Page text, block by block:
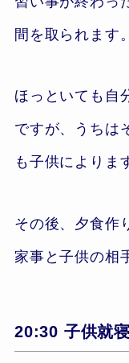
間を取られます。
ほっといても自
ですが、うちは
も子供によりま
その後、夕食作
家事と子供の相
20:30 子供就寝